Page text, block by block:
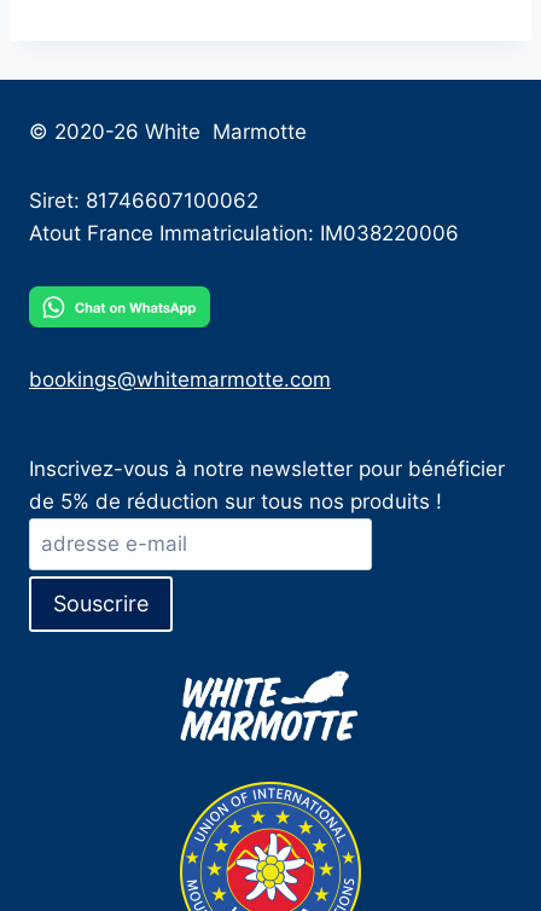
© 2020-26 White Marmotte
Siret: 81746607100062
Atout France Immatriculation: IM038220006
bookings@whitemarmotte.com
Inscrivez-vous à notre newsletter pour bénéficier
de 5% de réduction sur tous nos produits !